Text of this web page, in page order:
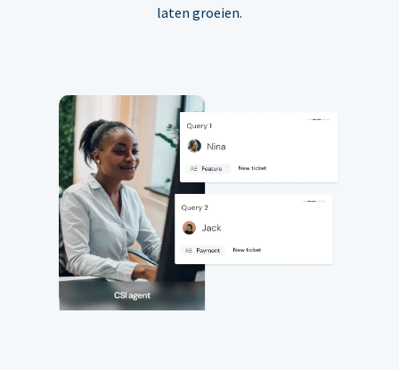
laten groeien.